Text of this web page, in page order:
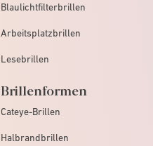
Blaulichtfilterbrillen
Arbeitsplatzbrillen
Lesebrillen
Brillenformen
Cateye-Brillen
Halbrandbrillen